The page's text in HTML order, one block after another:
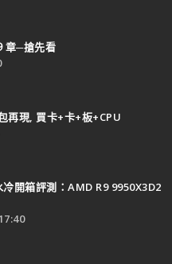
章─搶先看
再現, 買卡+卡+板+CPU
開箱評測：AMD R9 9950X3D2